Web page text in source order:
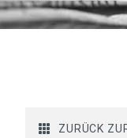
ZURÜCK